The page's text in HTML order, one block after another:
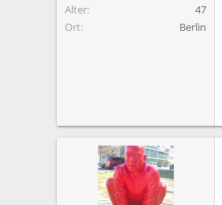
Alter
47
Ort
Berlin